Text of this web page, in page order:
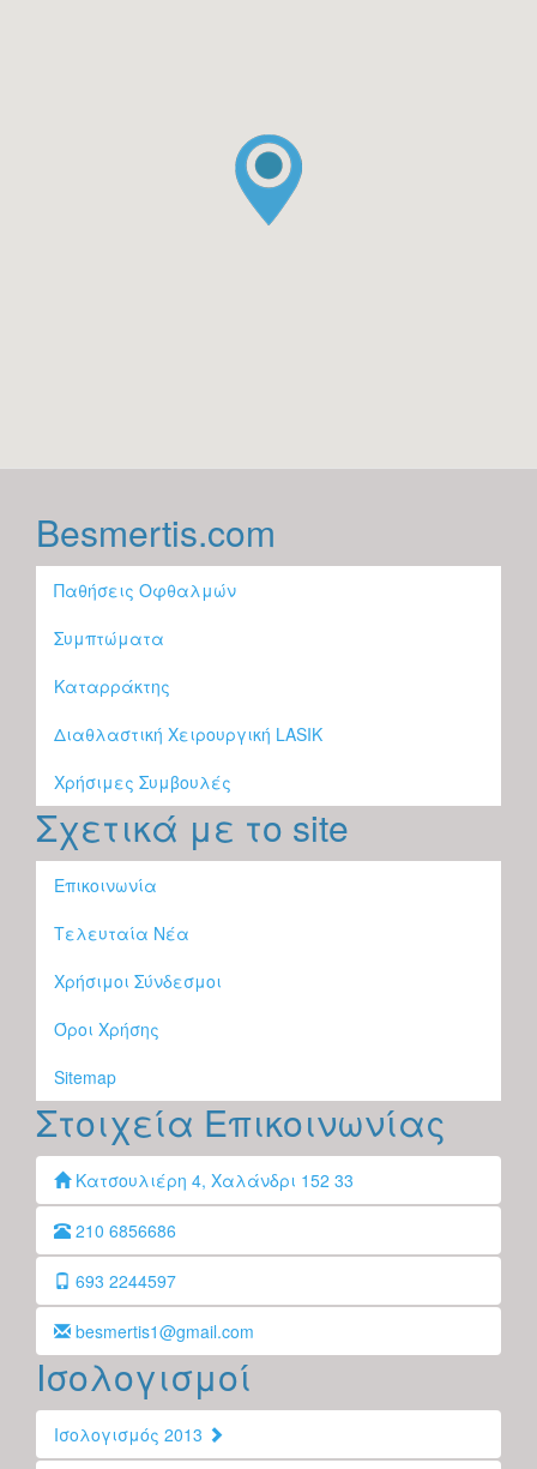
Besmertis.com
Παθήσεις Οφθαλμών
Συμπτώματα
Καταρράκτης
Διαθλαστική Χειρουργική LASIK
Χρήσιμες Συμβουλές
Σχετικά με το site
Επικοινωνία
Τελευταία Νέα
Χρήσιμοι Σύνδεσμοι
Όροι Χρήσης
Sitemap
Στοιχεία Επικοινωνίας
Κατσουλιέρη 4, Χαλάνδρι 152 33
210 6856686
693 2244597
besmertis1@gmail.com
Ισολογισμοί
Ισολογισμός 2013